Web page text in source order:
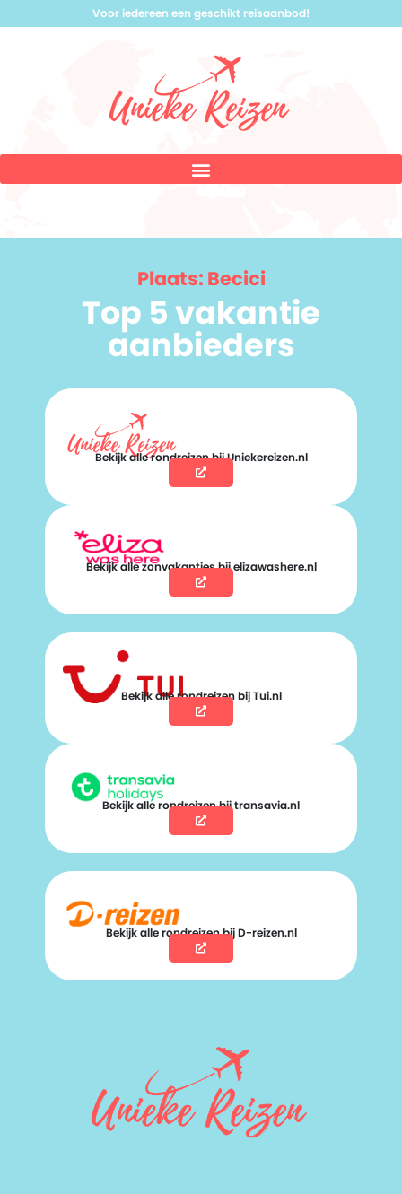
Voor iedereen een geschikt reisaanbod!
Plaats: Becici
Top 5 vakantie
aanbieders
Bekijk alle rondreizen bij Uniekereizen.nl
Bekijk alle zonvakanties bij elizawashere.nl
Bekijk alle rondreizen bij Tui.nl
Bekijk alle rondreizen bij transavia.nl
Bekijk alle rondreizen bij D-reizen.nl